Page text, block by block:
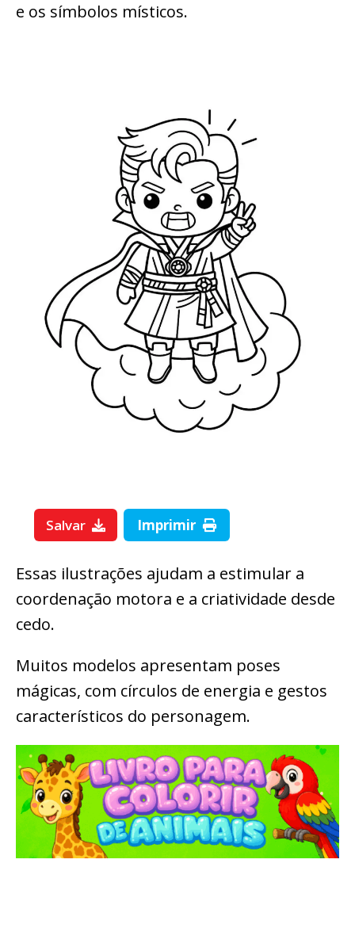
e os símbolos místicos.
Salvar Imprimir
Essas ilustrações ajudam a estimular a
coordenação motora e a criatividade desde
cedo.
Muitos modelos apresentam poses
mágicas, com círculos de energia e gestos
característicos do personagem.